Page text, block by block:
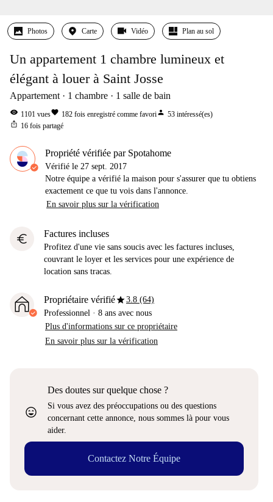
Photos Carte Vidéo Plan au sol
Un appartement 1 chambre lumineux et
élégant à louer à Saint Josse
Appartement 1 chambre 1 salle de bain
visibility 1101 vuesfavorite 182 fois enregistré comme favoriperson 53 intéressé(es)
ios_share 16 fois partagé
Propriété vérifiée par Spotahome
Vérifié le 27 sept. 2017
Notre équipe a vérifié la maison pour s'assurer que tu obtiens
exactement ce que tu vois dans l'annonce.
En savoir plus sur la vérification
euro Factures incluses
Profitez d'une vie sans soucis avec les factures incluses,
couvrant le loyer et les services pour une expérience de
location sans tracas.
Propriétaire vérifiéstar3.8 (64)
Professionnel · 8 ans avec nous
Plus d'informations sur ce propriétaire
En savoir plus sur la vérification
sentiment_very_satisfied
Des doutes sur quelque chose ?
Si vous avez des préoccupations ou des questions
concernant cette annonce, nous sommes là pour vous
aider.
Contactez Notre Équipe